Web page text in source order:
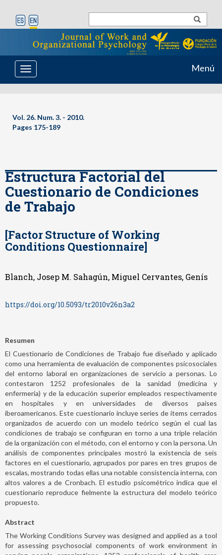
Toggle
navigation
Menú
Vol. 26. Num. 3. - 2010.
Pages 175-189
Estructura Factorial del
Cuestionario de Condiciones
de Trabajo
[Factor Structure of Working
Conditions Questionnaire]
Blanch, Josep M. Sahagún, Miguel Cervantes, Genís
https://doi.org/10.5093/tr2010v26n3a2
Resumen
El Cuestionario de Condiciones de Trabajo fue diseñado y aplicado
como una herramienta de evaluación de componentes psicosociales
del entorno laboral en organizaciones de servicio a personas. Lo
contestaron 1252 profesionales de la sanidad (medicina y
enfermería) y de la educación superior empleados respectivamente
en hospitales y en universidades de diversos países
iberoamericanos. Este cuestionario incluye series de ítems cerrados
organizados de acuerdo con un modelo teórico según el cual las
condiciones de trabajo se configuran en torno a una triple relación
de la organización con el método, con el entorno y con la persona. Un
análisis de componentes principales mostró la existencia de seis
factores en el cuestionario, agrupados por pares en tres grupos de
escalas, mostrando todas ellas una notable consistencia interna, con
altos valores a de Cronbach. El estudio psicométrico indica que el
cuestionario reproduce fielmente la estructura del modelo teórico
propuesto.
Abstract
The Working Conditions Survey was designed and applied as a tool
for assessing psychosocial components of work environment in